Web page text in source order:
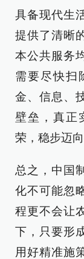
具备现代生
提供了清晰
本公共服务
需要尽快扫
金、信息、
壁垒，真正
荣，稳步迈
总之，中国
化不可能忽
程更不会让
下，只要形
用好精准施